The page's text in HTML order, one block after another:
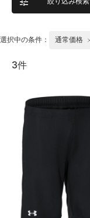
選択中の条件： 通常価格
3件